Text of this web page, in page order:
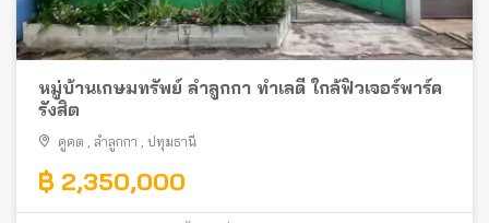
หมู่บ้านเกษมทรัพย์ ลําลูกกา ทำเลดี ใกล้ฟิวเจอร์พาร์ค
รังสิต
คูคต , ลำลูกกา , ปทุมธานี
฿ 2,350,000